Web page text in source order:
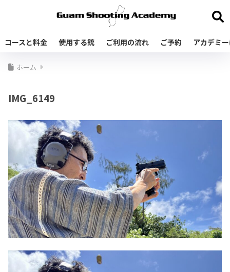
コースと料金 使用する銃 ご利用の流れ ご予約 アカデミ
ホーム
IMG_6149